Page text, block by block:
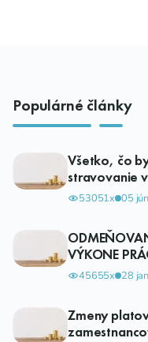
Populárné články
Všetko, čo
stravovanie
53051x 05
VÝKONE
45655x 28
Zmeny